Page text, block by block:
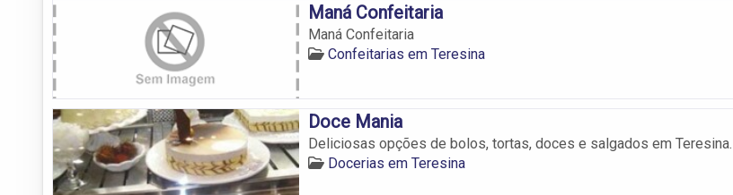
Maná Confeitaria
Maná Confeitaria
Confeitarias em Teresina
Doce Mania
Deliciosas opções de bolos, tortas, doces e salgados em Teresina.
Docerias em Teresina